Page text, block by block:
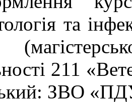
та
211
ЗВО